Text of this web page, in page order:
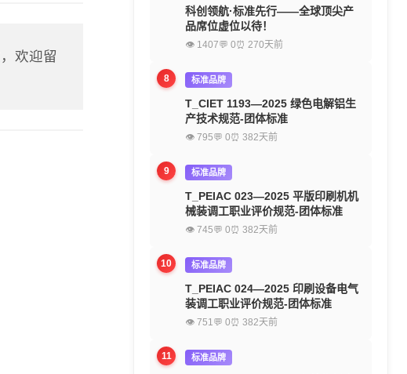
，欢迎留
科创领航·标准先行——全球顶尖产
品席位虚位以待！
👁 1407💬 0⏰ 270天前
8 标准品牌
T_CIET 1193—2025 绿色电解铝生
产技术规范-团体标准
👁 795💬 0⏰ 382天前
9 标准品牌
T_PEIAC 023—2025 平版印刷机机
械装调工职业评价规范-团体标准
👁 745💬 0⏰ 382天前
10 标准品牌
T_PEIAC 024—2025 印刷设备电气
装调工职业评价规范-团体标准
👁 751💬 0⏰ 382天前
11 标准品牌